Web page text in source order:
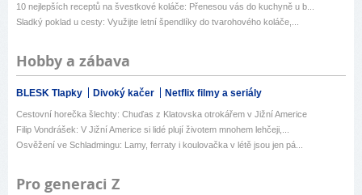
10 nejlepších receptů na švestkové koláče: Přenesou vás do kuchyně u b...
Sladký poklad u cesty: Využijte letní špendlíky do tvarohového koláče,...
Hobby a zábava
BLESK Tlapky Divoký kačer Netflix filmy a seriály
Cestovní horečka šlechty: Chuďas z Klatovska otrokářem v Jižní Americe
Filip Vondrášek: V Jižní Americe si lidé plují životem mnohem lehčeji,...
Osvěžení ve Schladmingu: Lamy, ferraty i koulovačka v létě jsou jen pá...
Pro generaci Z